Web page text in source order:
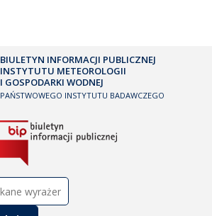
BIULETYN INFORMACJI PUBLICZNEJ
INSTYTUTU METEOROLOGII
I GOSPODARKI WODNEJ
PAŃSTWOWEGO INSTYTUTU BADAWCZEGO